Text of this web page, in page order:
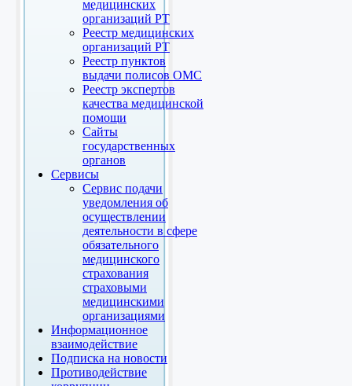
медицинских
организаций РТ
Реестр медицинских
организаций РТ
Реестр пунктов
выдачи полисов ОМС
Реестр экспертов
качества медицинской
помощи
Сайты
государственных
органов
Сервисы
Сервис подачи
уведомления об
осуществлении
деятельности в сфере
обязательного
медицинского
страхования
страховыми
медицинскими
организациями
Информационное
взаимодействие
Подписка на новости
Противодействие